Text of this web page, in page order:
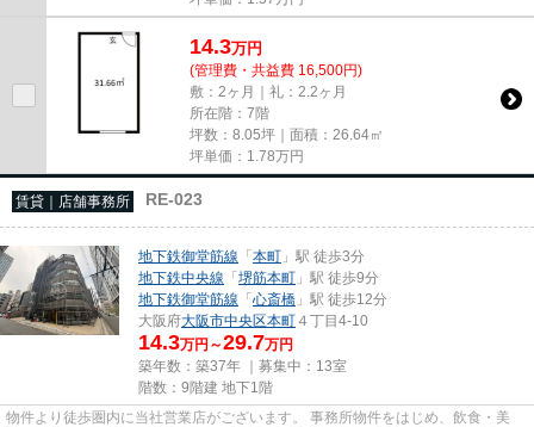
14.3万円
(管理費・共益費 16,500円)
敷：2ヶ月｜礼：2.2ヶ月
所在階：7階
坪数：8.05坪｜面積：26.64㎡
坪単価： 1.78万円
賃貸｜店舗事務所 RE-023
地下鉄御堂筋線 「本町 」駅 徒歩3分
地下鉄中央線 「堺筋本町 」駅 徒歩9分
地下鉄御堂筋線 「心斎橋 」駅 徒歩12分
大阪府大阪市中央区本町 ４丁目4-10
14.3万円～29.7万円
築年数：築37年 ｜募集中： 13室
階数：9階建 地下1階
物件より徒歩圏内に当社営業店がございます。 事務所物件をはじめ、飲食・美